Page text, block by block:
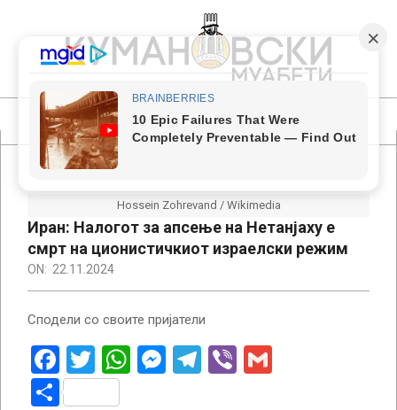
content
КУМАНОВСКИ
МУАБЕТИ
Navigation
Hossein Zohrevand / Wikimedia
Иран: Налогот за апсење на Нетанјаху е
смрт на ционистичкиот израелски режим
ON: 22.11.2024
Сподели со своите пријатели
Facebook
Twitter
WhatsApp
Messenger
Telegram
Viber
Share